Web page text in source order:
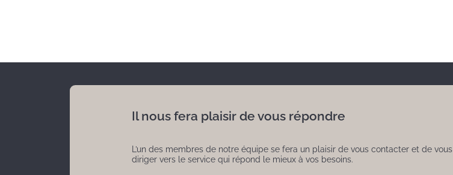
Il nous fera plaisir de vous répondre
L’un des membres de notre équipe se fera un plaisir de vous contacter et de vous
diriger vers le service qui répond le mieux à vos besoins.